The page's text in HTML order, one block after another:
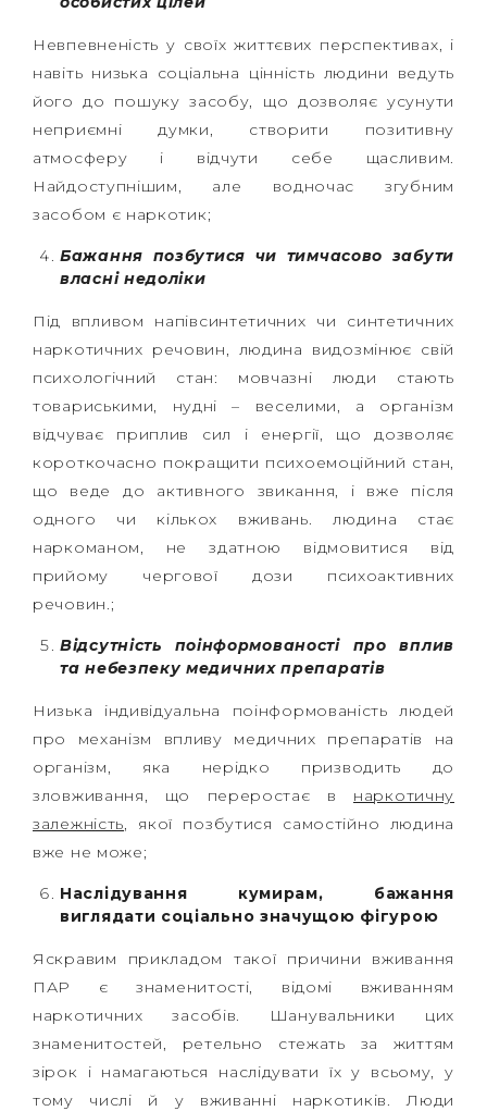
Невпевненість у своїх життєвих перспективах, і
навіть низька соціальна цінність людини ведуть
його до пошуку засобу, що дозволяє усунути
неприємні думки, створити позитивну
атмосферу і відчути себе щасливим.
Найдоступнішим, але водночас згубним
засобом є наркотик;
Бажання позбутися чи тимчасово забути
власні недоліки
Під впливом напівсинтетичних чи синтетичних
наркотичних речовин, людина видозмінює свій
психологічний стан: мовчазні люди стають
товариськими, нудні – веселими, а організм
відчуває приплив сил і енергії, що дозволяє
короткочасно покращити психоемоційний стан,
що веде до активного звикання, і вже після
одного чи кількох вживань. людина стає
наркоманом, не здатною відмовитися від
прийому чергової дози психоактивних
речовин.;
Відсутність поінформованості про вплив
та небезпеку медичних препаратів
Низька індивідуальна поінформованість людей
про механізм впливу медичних препаратів на
організм, яка нерідко призводить до
зловживання, що переростає в наркотичну
залежність, якої позбутися самостійно людина
вже не може;
Наслідування кумирам, бажання
виглядати соціально значущою фігурою
Яскравим прикладом такої причини вживання
ПАР є знаменитості, відомі вживанням
наркотичних засобів. Шанувальники цих
знаменитостей, ретельно стежать за життям
зірок і намагаються наслідувати їх у всьому, у
тому числі й у вживанні наркотиків. Люди